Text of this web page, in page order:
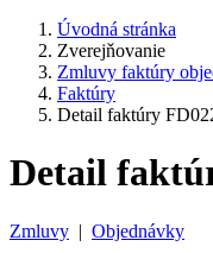
Úvodná stránka
Zverejňovanie
Zmluvy faktúry
Faktúry
Detail faktúry
Detail
Zmluvy | Objednávky